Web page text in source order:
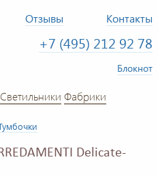
Отзывы Контакты
+7 (495) 212 92 78
Блокнот
Светильники Фабрики
Delicate-